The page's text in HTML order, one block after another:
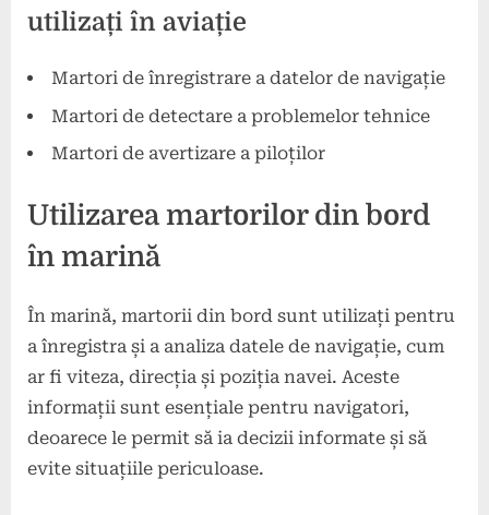
utilizați în aviație
Martori de înregistrare a datelor de navigație
Martori de detectare a problemelor tehnice
Martori de avertizare a piloților
Utilizarea martorilor din bord
în marină
În marină, martorii din bord sunt utilizați pentru
a înregistra și a analiza datele de navigație, cum
ar fi viteza, direcția și poziția navei. Aceste
informații sunt esențiale pentru navigatori,
deoarece le permit să ia decizii informate și să
evite situațiile periculoase.